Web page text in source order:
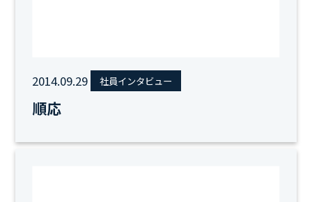
2014.09.29 社員インタビュー
順応